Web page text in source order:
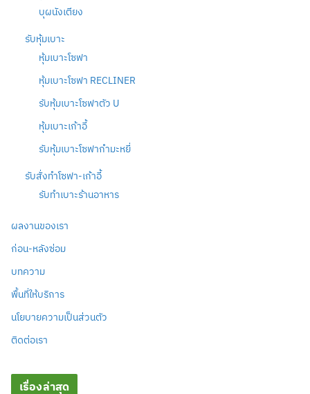
บุผนังเตียง
รับหุ้มเบาะ
หุ้มเบาะโซฟา
หุ้มเบาะโซฟา RECLINER
รับหุ้มเบาะโซฟาตัว U
หุ้มเบาะเก้าอี้
รับหุ้มเบาะโซฟากำมะหยี่
รับสั่งทำโซฟา-เก้าอี้
รับทำเบาะร้านอาหาร
ผลงานของเรา
ก่อน-หลังซ่อม
บทความ
พื้นที่ให้บริการ
นโยบายความเป็นส่วนตัว
ติดต่อเรา
เรื่องล่าสุด